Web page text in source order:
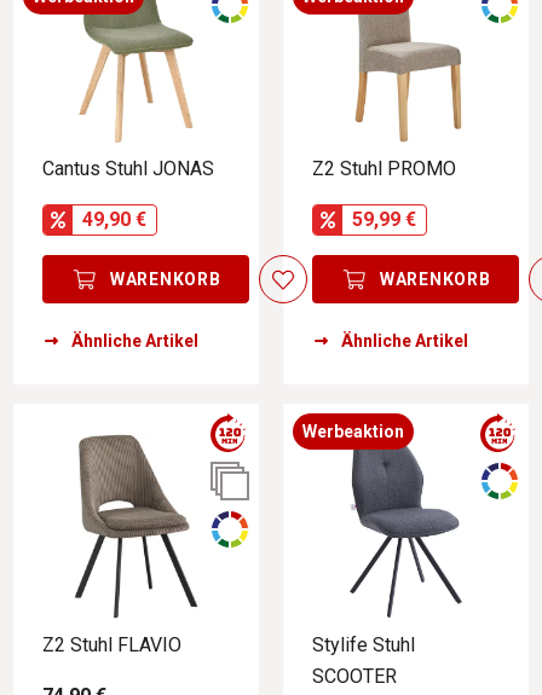
Cantus Stuhl JONAS
49,90 €
WARENKORB
Ähnliche Artikel
Z2 Stuhl PROMO
59,99 €
WARENKORB
Ähnliche Artikel
Z2 Stuhl FLAVIO
Werbeaktion
Stylife Stuhl
SCOOTER